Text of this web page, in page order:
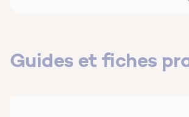
Guides et fiches